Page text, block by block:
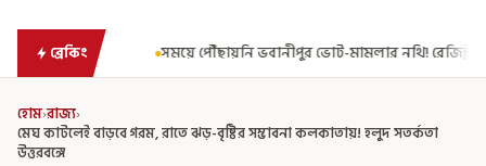
ব্রেকিং
পৌঁছায়নি ভবানীপুর ভোট-মামলার নথি! রেজিস্ট্রার জেনারেলের কাছে রিপোর্ট
হোম›রাজ্য›
মেঘ কাটলেই বাড়বে গরম, রাতে ঝড়-বৃষ্টির সম্ভাবনা কলকাতায়! হলুদ সতর্কতা
উত্তরবঙ্গে